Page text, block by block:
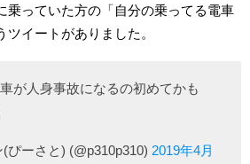
乗っていた方の「自分の乗ってる電車
イートがありました。
が人身事故になるの初めてかも
ーさと) (@p310p310) 2019年4月